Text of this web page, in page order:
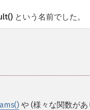
という名前でした。
や (様々な関数が